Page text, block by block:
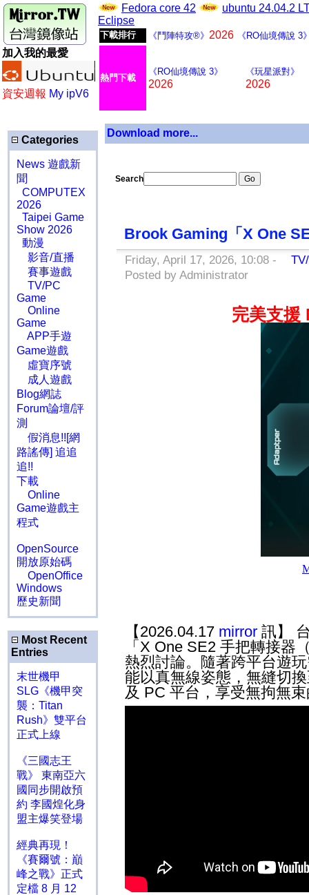
加入我的最愛
資安週報 My ipV6
Fedora core 42
ubuntu 24.04.2
Eclipse
下載排行 《鬥陣特攻®》 2026 《RO仙境傳說 3
熱門下載
《RO仙境傳說 3》
2026
《玩星派對》
2026
Categories
News 遊戲新
聞
COMPUTEX
2026
Taipei Game
Show 2026
動漫
影音/直播
賽事遊戲
TV/PC
Game
Online
Game
APP手遊
Game遊戲
虛寶序號
成人遊戲
Blog網誌
Forum論壇/評
測
假消息!![網
路謠傳] 追追
追!!
下載
Online
Game遊戲主
程式
OpenSource
開放原始碼
OpenOffice
Windows
歷史新聞
Most Recent
Entries
末世機甲
SLG《機甲突
襲：Titan
Rush》雙平台
正式上線
《三國志王
戰》 東南亞六
國同步開啟預
約 李國煌化身
盟主爆笑登場
經典再現！
《賽爾號：巔
峰之戰》正式
定檔 8 月 12
Download more...
Search
Brook Gaming「X One
Friday, April 17, 2026, 10:08 -
TV/
Posted by Administrator
完美支援
【2026.04.17 mirror 訊】
「 X One SE2 手把轉接器
熱烈討論。隨著跨平台遊
能以真無線姿態，無縫切
及 PC 平台，享受無拘無